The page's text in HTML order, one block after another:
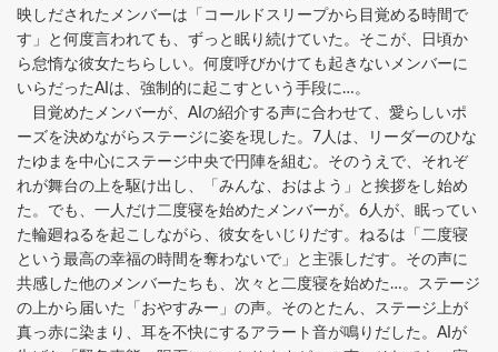
映しだされたメンバーは「コールドスリープから目覚める時間で
す」と何度言われても、ずっと眠り続けていた。そこが、日頃か
ら怠惰な彼女たちらしい。何度呼びかけても起きないメンバーに
いらだったAIは、強制的に起こすという手段に…。
目覚めたメンバーが、AIの紹介する声に合わせて、愛らしいポ
ーズを決めながらステージに姿を現した。7人は、リーダーのひな
たゆまを中心にステージ中央で円陣を組む。そのうえで、それぞ
れが舞台の上を駆け出し、「みんな、おはよう」と挨拶をし始め
た。でも、一人だけ二度寝を始めたメンバーが。6人が、眠ってい
た輪廻ねるを起こしながら、彼女をいじりだす。ねるは「二度寝
という最高の幸福の時間を奪わないで」と主張しだす。その声に
共感した他のメンバーたちも、次々と二度寝を始めた…。ステージ
の上から届いた「おやすみー」の声。そのとたん、ステージ上が
真っ赤に染まり、耳を不快にするアラート音が鳴りだした。AIが